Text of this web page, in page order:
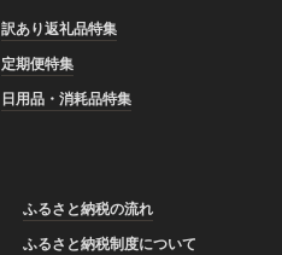
訳あり返礼品特集
定期便特集
日用品・消耗品特集
ふるさと納税の流れ
ふるさと納税制度について